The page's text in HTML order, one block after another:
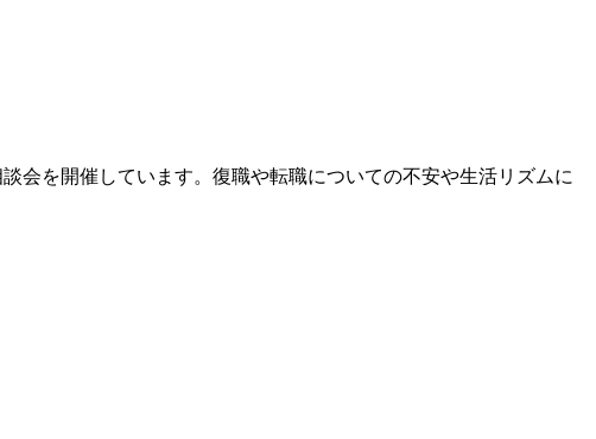
会を開催しています。復職や転職についての不安や生活リズムに